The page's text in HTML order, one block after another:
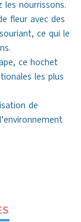
les nourrissons.
fleur avec des
ce qui le
ce hochet
les plus
de